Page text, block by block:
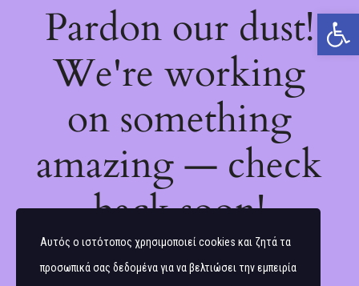
Ανοίξτε τη γραμμή εργαλείων
Pardon our dust!
We're working
on something
amazing — check
back soon!
Αυτός ο ιστότοπος χρησιμοποιεί cookies και ζητά τα
προσωπικά σας δεδομένα για να βελτιώσει την εμπειρία